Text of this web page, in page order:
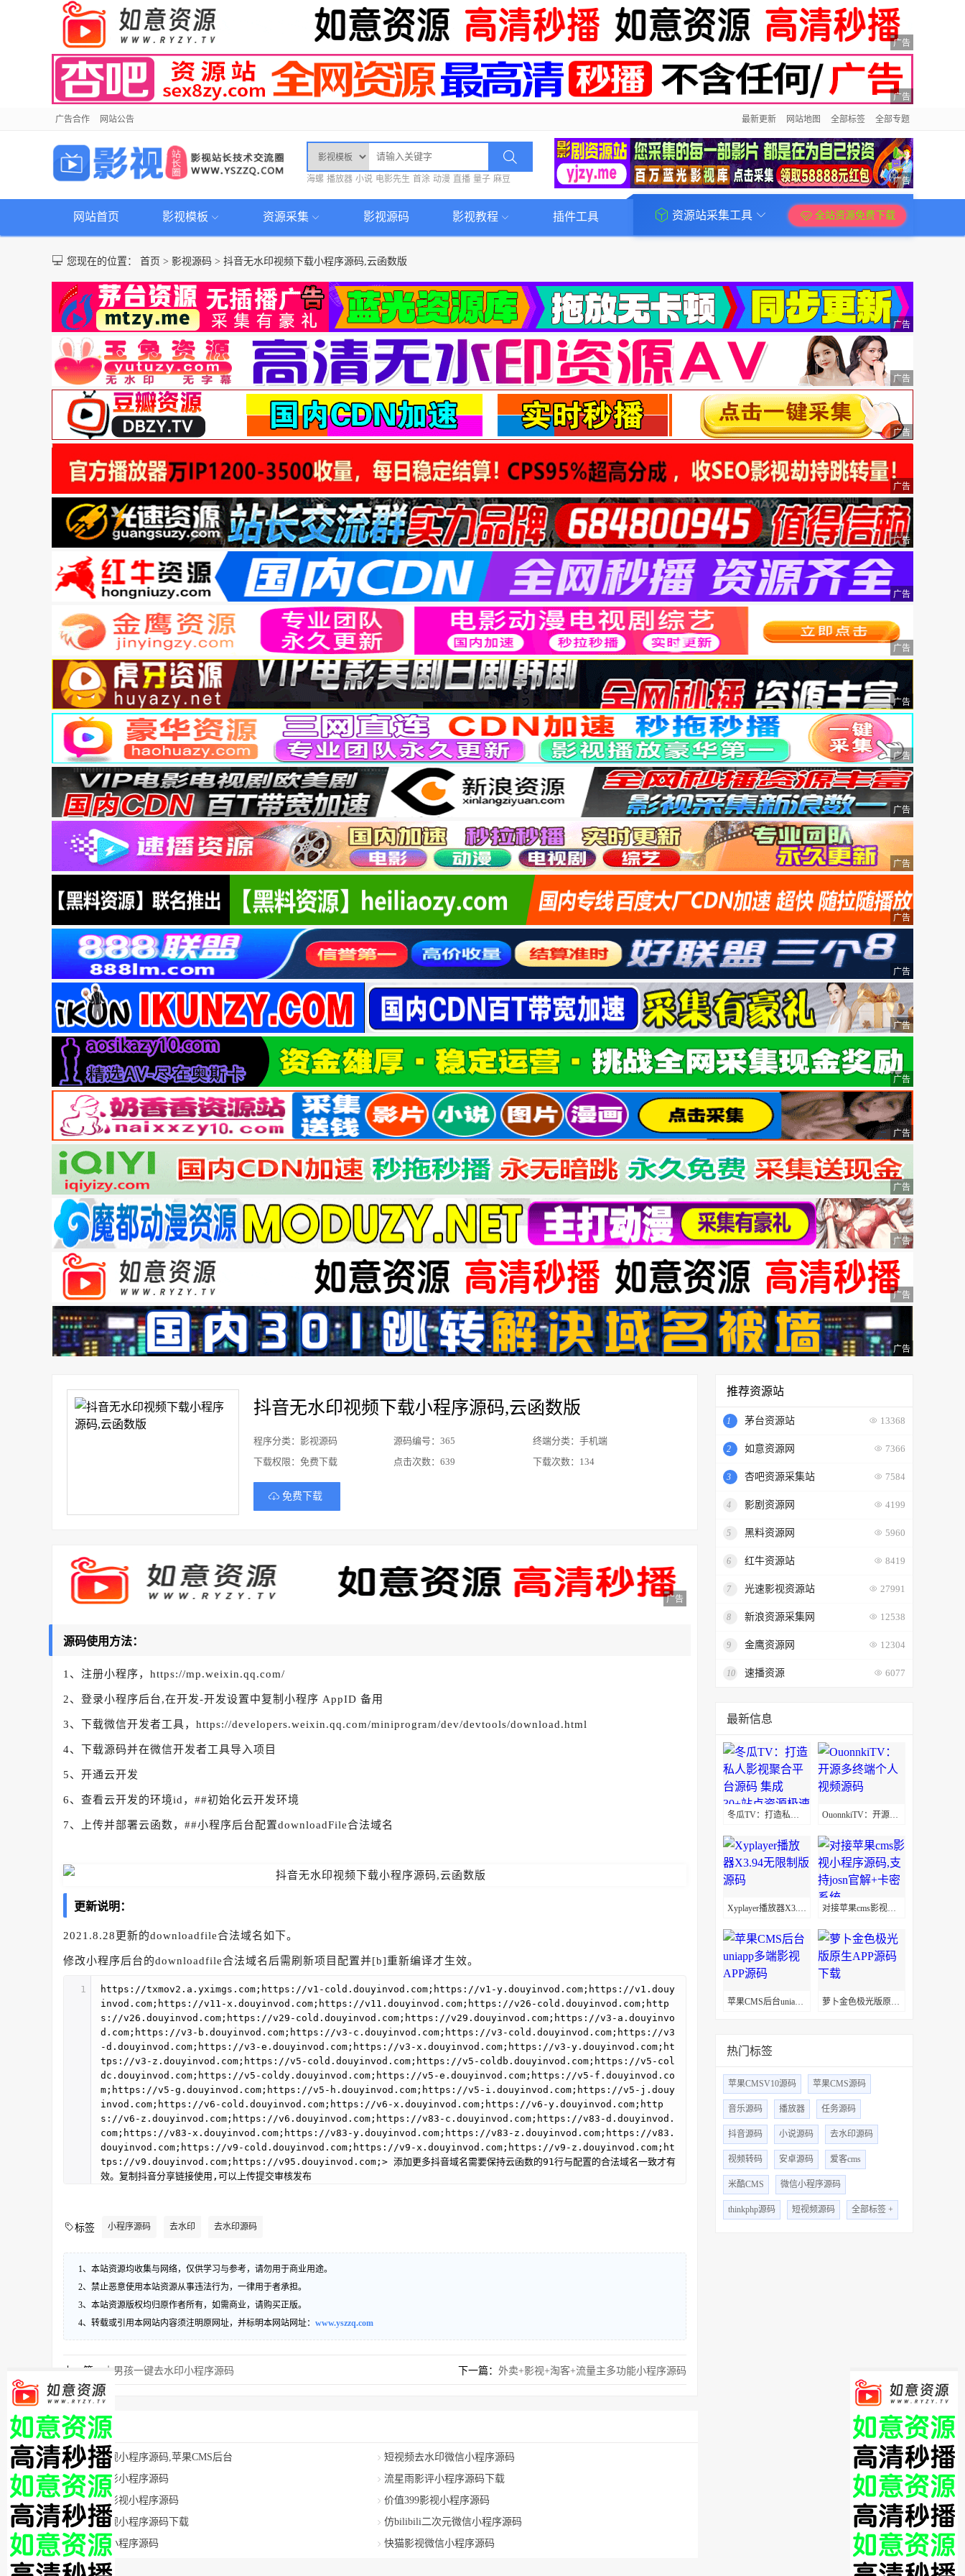
广告
广告
广告合作 网站公告 最新更新 网站地图 全部标签 全部专题
海螺 播放器 小说 电影先生 首涂 动漫 直播 量子 麻豆 广告
网站首页 影视模板 资源采集 影视源码 影视教程 插件工具 资源站采集工具 全站资源免费下载
您现在的位置： 首页 > 影视源码 > 抖音无水印视频下载小程序源码,云函数版
广告
广告
广告
广告
广告
广告
广告
广告
广告
广告
广告
广告
广告
广告
广告
广告
广告
广告
广告
广告
抖音无水印视频下载小程序源码,云函数版
程序分类：影视源码 源码编号：365
终端分类：手机端
下载权限：免费下载
点击次数： 639 下载次数： 134
免费下载
广告
源码使用方法：
1、注册小程序，https://mp.weixin.qq.com/
2、登录小程序后台,在开发-开发设置中复制小程序 AppID 备用
3、下载微信开发者工具，https://developers.weixin.qq.com/miniprogram/dev/devtools/download.html
4、下载源码并在微信开发者工具导入项目
5、开通云开发
6、查看云开发的环境id，##初始化云开发环境
7、上传并部署云函数，##小程序后台配置downloadFile合法域名
更新说明：
2021.8.28更新的downloadfile合法域名如下。
修改小程序后台的downloadfile合法域名后需刷新项目配置并[b]重新编译才生效。
1
https://txmov2.a.yximgs.com;https://v1-cold.douyinvod.com;https://v1-y.douyinvod.com;https://v1.douy
invod.com;https://v11-x.douyinvod.com;https://v11.douyinvod.com;https://v26-cold.douyinvod.com;http
s://v26.douyinvod.com;https://v29-cold.douyinvod.com;https://v29.douyinvod.com;https://v3-a.douyinvo
d.com;https://v3-b.douyinvod.com;https://v3-c.douyinvod.com;https://v3-cold.douyinvod.com;https://v3
-d.douyinvod.com;https://v3-e.douyinvod.com;https://v3-x.douyinvod.com;https://v3-y.douyinvod.com;ht
tps://v3-z.douyinvod.com;https://v5-cold.douyinvod.com;https://v5-coldb.douyinvod.com;https://v5-col
dc.douyinvod.com;https://v5-coldy.douyinvod.com;https://v5-e.douyinvod.com;https://v5-f.douyinvod.co
m;https://v5-g.douyinvod.com;https://v5-h.douyinvod.com;https://v5-i.douyinvod.com;https://v5-j.douy
invod.com;https://v6-cold.douyinvod.com;https://v6-x.douyinvod.com;https://v6-y.douyinvod.com;http
s://v6-z.douyinvod.com;https://v6.douyinvod.com;https://v83-c.douyinvod.com;https://v83-d.douyinvod.
com;https://v83-x.douyinvod.com;https://v83-y.douyinvod.com;https://v83-z.douyinvod.com;https://v83.
douyinvod.com;https://v9-cold.douyinvod.com;https://v9-x.douyinvod.com;https://v9-z.douyinvod.com;ht
tps://v9.douyinvod.com;https://v95.douyinvod.com;> 添加更多抖音域名需要保持云函数的91行与配置的合法域名一致才有
效。复制抖音分享链接使用,可以上传提交审核发布
标签 小程序源码 去水印 去水印源码
1、本站资源均收集与网络，仅供学习与参考，请勿用于商业用途。
2、禁止恶意使用本站资源从事违法行为，一律用于者承担。
3、本站资源版权均归原作者所有，如需商业，请购买正版。
4、转载或引用本网站内容须注明原网址，并标明本网站网址： www.yszzq.com
上一篇： 小男孩一键去水印小程序源码 下一篇： 外卖+影视+淘客+流量主多功能小程序源码
猜你喜欢
追剧吧影视小程序源码,苹果CMS后台
短视频去水印微信小程序源码
仿豆瓣电影小程序源码
流星雨影评小程序源码下载
光影娱乐影视小程序源码
价值399影视小程序源码
浅追剧影视小程序源码下载
仿bilibili二次元微信小程序源码
星巡影视小程序源码
快猫影视微信小程序源码
推荐资源站
1 茅台资源站 13368
2 如意资源网 7366
3 杏吧资源采集站 7584
4 影剧资源网 4199
5 黑料资源网 5960
6 红牛资源站 8419
7 光速影视资源站 27991
8 新浪资源采集网 12538
9 金鹰资源网 12304
10 速播资源 6077
最新信息
冬瓜TV：打造私人影视聚合平台源码 集成30+站点资源极速播放 OuonnkiTV：开源多终端个人视频源码
Xyplayer播放器X3.94无限制版源码 对接苹果cms影视小程序源码,支持josn官解+卡密系统
苹果CMS后台uniapp多端影视APP源码 萝卜金色极光版原生APP源码下载
热门标签
苹果CMSV10源码 苹果CMS源码
音乐源码 播放器 任务源码
抖音源码 小说源码 去水印源码
视频转码 安卓源码 爱客cms
米酷CMS 微信小程序源码
thinkphp源码 短视频源码 全部标签 +